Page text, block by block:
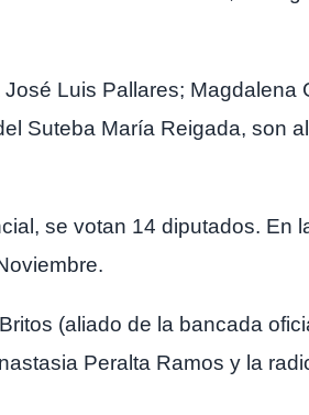
Luis Pallares; Magdalena
Suteba María Reigada, son
se votan 14 diputados. En
(aliado de la bancada
Peralta Ramos y la